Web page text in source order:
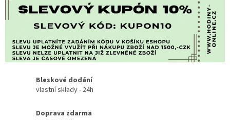
Bleskové dodání
vlastní sklady - 24h
Doprava zdarma